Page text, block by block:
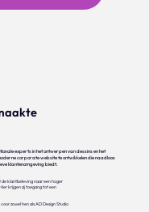
experts in het ontwerpen van dessins en het
corporate website te ontwikkelen die naadloos
klantenomgeving biedt.
de klantbeleving naar een hoger
krijgen zij toegang tot een
zowel hen als AD Design Studio